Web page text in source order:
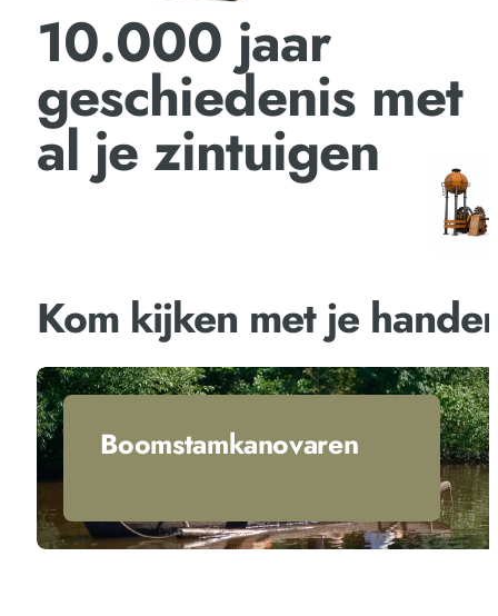
10.000 jaar
geschiedenis met
al je zintuigen
Kom kijken met je
Boomstamkanovaren